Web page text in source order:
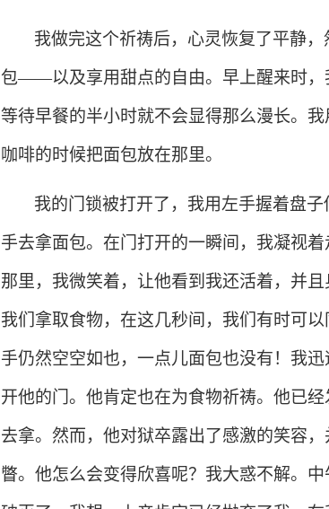
我做完这个祈祷后，心灵恢复了平静
包——以及享用甜点的自由。早上醒来时，
等待早餐的半小时就不会显得那么漫长。
咖啡的时候把面包放在那里。
我的门锁被打开了，我用左手握着盘
手去拿面包。在门打开的一瞬间，我凝视
那里，我微笑着，让他看到我还活着，并
我们拿取食物，在这几秒间，我们有时可
手仍然空空如也，一点儿面包也没有！我
开他的门。他肯定也在为食物祈祷。他已
去拿。然而，他对狱卒露出了感激的笑容
瞥。他怎么会变得欣喜呢？我大惑不解。